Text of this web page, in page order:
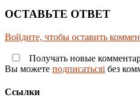
ОСТАВЬТЕ ОТВЕТ
Войдите, чтобы оставить
Получать новые
Вы можете подписатьсяi без
Ссылки